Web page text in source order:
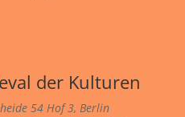
der Kulturen
54 Hof 3, Berlin